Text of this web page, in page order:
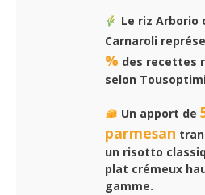
Le riz Arborio
Carnaroli
% des recettes
selon
Un apport de
parmesan
un risotto
plat crémeux
gamme.